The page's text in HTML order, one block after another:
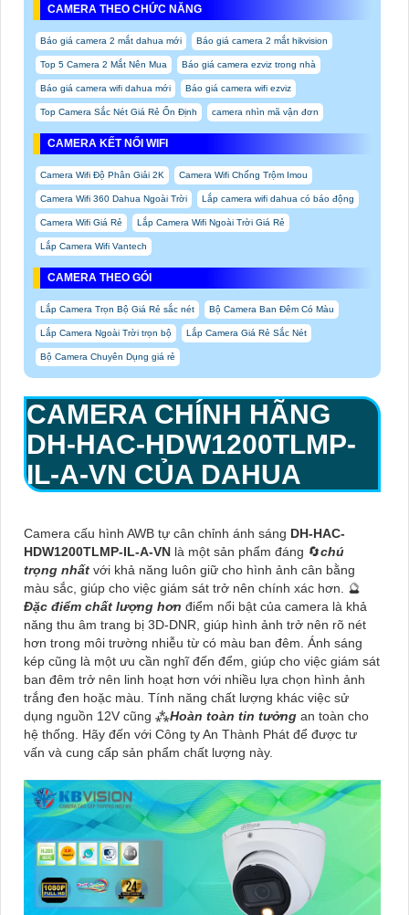
CAMERA THEO CHỨC NĂNG
Báo giá camera 2 mắt dahua mới Báo giá camera 2 mắt hikvision
Top 5 Camera 2 Mắt Nên Mua Báo giá camera ezviz trong nhà
Báo giá camera wifi dahua mới Báo giá camera wifi ezviz
Top Camera Sắc Nét Giá Rẻ Ổn Định camera nhìn mã vận đơn
CAMERA KẾT NỐI WIFI
Camera Wifi Độ Phân Giải 2K Camera Wifi Chống Trộm Imou
Camera Wifi 360 Dahua Ngoài Trời Lắp camera wifi dahua có báo động
Camera Wifi Giá Rẻ Lắp Camera Wifi Ngoài Trời Giá Rẻ
Lắp Camera Wifi Vantech
CAMERA THEO GÓI
Lắp Camera Trọn Bộ Giá Rẻ sắc nét Bộ Camera Ban Đêm Có Màu
Lắp Camera Ngoài Trời trọn bộ Lắp Camera Giá Rẻ Sắc Nét
Bộ Camera Chuyên Dụng giá rẻ
CAMERA CHÍNH HÃNG
DH-HAC-HDW1200TLMP-
IL-A-VN CỦA DAHUA
Camera cấu hình AWB tự cân chỉnh ánh sáng DH-HAC-
HDW1200TLMP-IL-A-VN là một sản phẩm đáng 🔄chú
trọng nhất với khả năng luôn giữ cho hình ảnh cân bằng
màu sắc, giúp cho việc giám sát trở nên chính xác hơn. 🔮
Đặc điểm chất lượng hơn điểm nổi bật của camera là khả
năng thu âm trang bị 3D-DNR, giúp hình ảnh trở nên rõ nét
hơn trong môi trường nhiễu từ có màu ban đêm. Ánh sáng
kép cũng là một ưu cần nghĩ đến đểm, giúp cho việc giám sát
ban đêm trở nên linh hoạt hơn với nhiều lựa chọn hình ảnh
trắng đen hoặc màu. Tính năng chất lượng khác việc sử
dụng nguồn 12V cũng ⁂Hoàn toàn tin tưởng an toàn cho
hệ thống. Hãy đến với Công ty An Thành Phát để được tư
vấn và cung cấp sản phẩm chất lượng này.